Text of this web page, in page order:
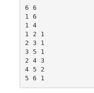
6 6
1 6
1 4
1 2 1
2 3 1
3 5 1
2 4 3
4 5 2